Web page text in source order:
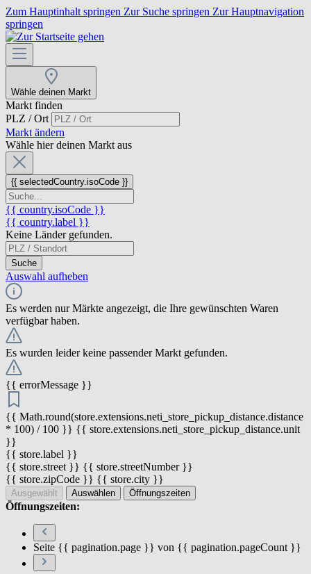
Zum Hauptinhalt springen Zur Suche springen Zur Hauptnavigation
springen
Wähle deinen Markt
Markt finden
PLZ / Ort
Markt ändern
Wähle hier deinen Markt aus
{{ selectedCountry.isoCode }}
{{ country.isoCode }}
{{ country.label }}
Keine Länder gefunden.
Suche
Auswahl aufheben
Es werden nur Märkte angezeigt, die Ihre gewünschten Waren
verfügbar haben.
Es wurden leider keine passender Markt gefunden.
{{ errorMessage }}
{{ Math.round(store.extensions.neti_store_pickup_distance.distance
* 100) / 100 }} {{ store.extensions.neti_store_pickup_distance.unit
}}
{{ store.label }}
{{ store.street }} {{ store.streetNumber }}
{{ store.zipCode }} {{ store.city }}
Ausgewählt Auswählen Öffnungszeiten
Öffnungszeiten:
Seite {{ pagination.page }} von {{ pagination.pageCount }}